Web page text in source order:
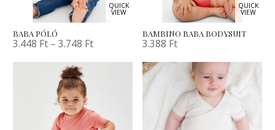
QUICK
VIEW
BABA PÓLÓ
3.448 Ft –3.748 Ft
QUICK
VIEW
BAMBINO BABA BODYSUIT
3.388 Ft